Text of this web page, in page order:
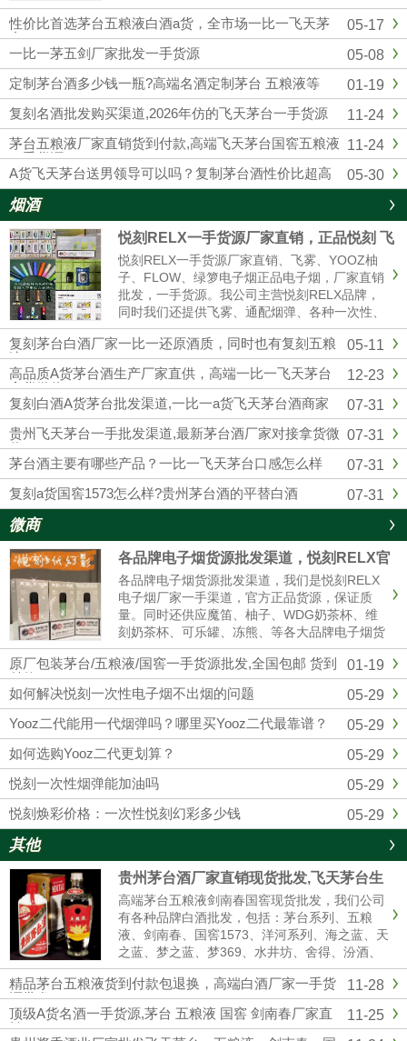
我们的诚意；如果资金实力较弱，首选五粮液和
国窖1573，性价比相对较高的。然后联系我们厂
家订购，我们也是一手货源渠道，价格可以说是
市场最低。
05-17
性价比首选茅台五粮液白酒a货，全市场一比一飞天茅
台
05-08
一比一茅五剑厂家批发一手货源
01-19
定制茅台酒多少钱一瓶?高端名酒定制茅台 五粮液等
11-24
复刻名酒批发购买渠道,2026年仿的飞天茅台一手货源
11-24
茅台五粮液厂家直销货到付款,高端飞天茅台国窖五粮液
一手货源
05-30
A货飞天茅台送男领导可以吗？复制茅台酒性价比超高
烟酒
悦刻RELX一手货源厂家直销，正品悦刻 飞
雾 各种一次性 烟弹超多
悦刻RELX一手货源厂家直销、飞雾、YOOZ柚
子、FLOW、绿箩电子烟正品电子烟，厂家直销
批发，一手货源。我公司主营悦刻RELX品牌，
同时我们还提供飞雾、通配烟弹、各种一次性、
冰熊、辣妹等各大品牌电子烟货源批发拿货，网
红同款电子烟一件代发，烟弹品味多，全国供货
批发。悦刻一手货源微信：...
05-11
复刻茅台白酒厂家一比一还原酒质，同时也有复刻五粮
液
12-23
高品质A货茅台酒生产厂家直供，高端一比一飞天茅台
拿货微信
07-31
复刻白酒A货茅台批发渠道,一比一a货飞天茅台酒商家
07-31
贵州飞天茅台一手批发渠道,最新茅台酒厂家对接拿货微
信
07-31
茅台酒主要有哪些产品？一比一飞天茅台口感怎么样
07-31
复刻a货国窖1573怎么样?贵州茅台酒的平替白酒
微商
各品牌电子烟货源批发渠道，悦刻RELX官
方进货拿货一件代发
各品牌电子烟货源批发渠道，我们是悦刻RELX
电子烟厂家一手渠道，官方正品货源，保证质
量。同时还供应魔笛、柚子、WDG奶茶杯、维
刻奶茶杯、可乐罐、冻熊、等各大品牌电子烟货
源批发拿货，我们是悦刻RELX官方一手供应
商，和全国各大实体店建立了紧密的合作关系，
确保产品从生产到销售环节...
01-19
原厂包装茅台/五粮液/国窖一手货源批发,全国包邮 货到
付款
05-29
如何解决悦刻一次性电子烟不出烟的问题
05-29
Yooz二代能用一代烟弹吗？哪里买Yooz二代最靠谱？
05-29
如何选购Yooz二代更划算？
05-29
悦刻一次性烟弹能加油吗
05-29
悦刻焕彩价格：一次性悦刻幻彩多少钱
其他
贵州茅台酒厂家直销现货批发,飞天茅台生
肖茅台全系列供应全国货到付款
高端茅台五粮液剑南春国窖现货批发，我们公司
有各种品牌白酒批发，包括：茅台系列、五粮
液、剑南春、国窖1573、洋河系列、海之蓝、天
之蓝、梦之蓝、梦369、水井坊、舍得、汾酒、
青红花郎等名酒，有高中低档白酒供你选择，我
们是白酒厂家一手货源渠道批发，价格美丽，诚
信经营,做工精细，口感纯正，合作共赢。名酒厂
家...
11-28
精品茅台五粮液货到付款包退换，高端白酒厂家一手货
源批发
11-25
顶级A货名酒一手货源,茅台 五粮液 国窖 剑南春厂家直
销